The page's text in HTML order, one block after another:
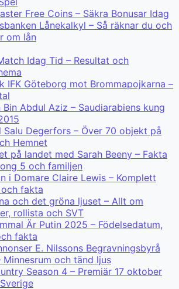
Free Coins – Säkra Bonusar Idag
Lånekalkyl – Så räknar du och
om lån
Idag Tid – Resultat och
IFK Göteborg mot Brommapojkarna –
Bin Abdul Aziz – Saudiarabiens kung
Salu Degerfors – Över 70 objekt på
Hemnet
på landet med Sarah Beeny – Fakta
5 och familjen
i Domare Claire Lewis – Komplett
fakta
och det gröna ljuset – Allt om
rollista och SVT
Är Putin 2025 – Födelsedatum,
fakta
E. Nilssons Begravningsbyrå
Minnesrum och tänd ljus
Season 4 – Premiär 17 oktober